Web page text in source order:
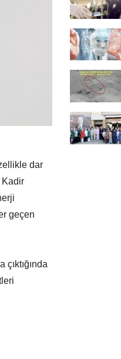
dar
Kadir
geçen